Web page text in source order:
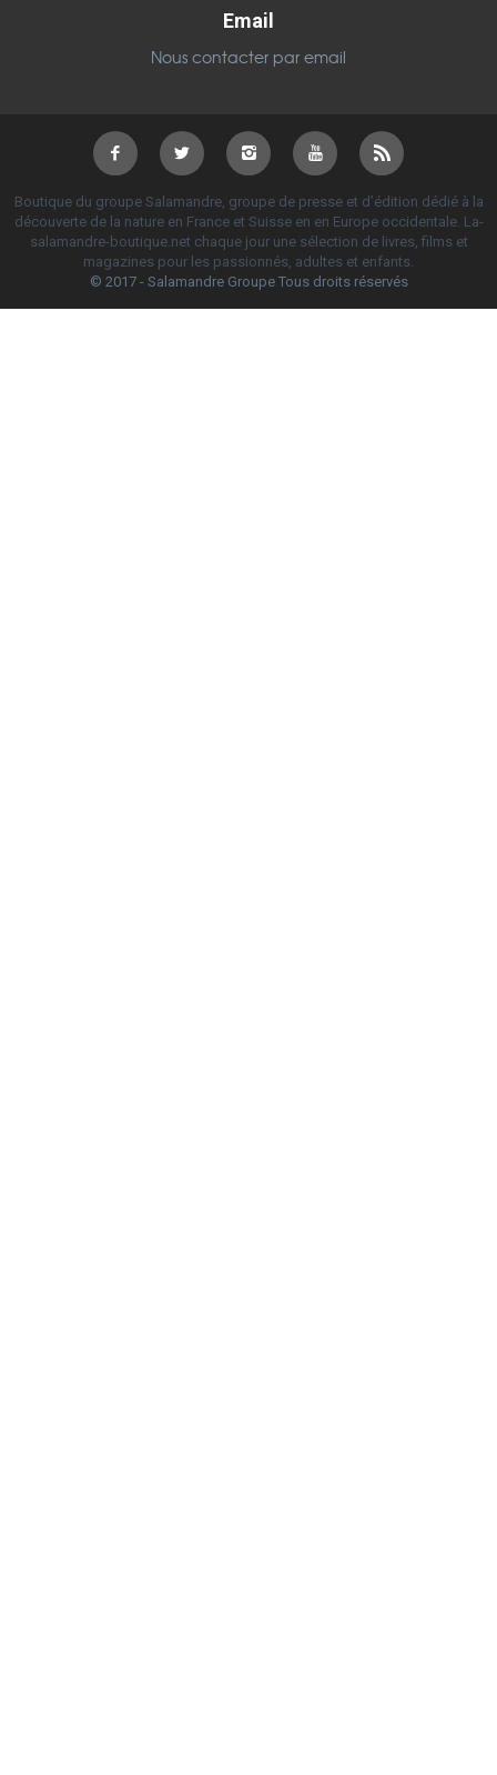
Email
Nous contacter par email
Boutique du groupe Salamandre, groupe de presse et d’édition dédié à la
découverte de la nature en France et Suisse en en Europe occidentale. La-
salamandre-boutique.net chaque jour une sélection de livres, films et
magazines pour les passionnés, adultes et enfants.
© 2017 - Salamandre Groupe Tous droits réservés